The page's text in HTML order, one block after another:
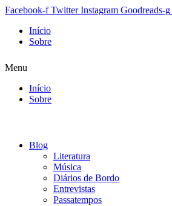
Facebook-f Twitter Instagram Goodreads-g
Início
Sobre
Menu
Início
Sobre
Blog
Literatura
Música
Diários de Bordo
Entrevistas
Passatempos